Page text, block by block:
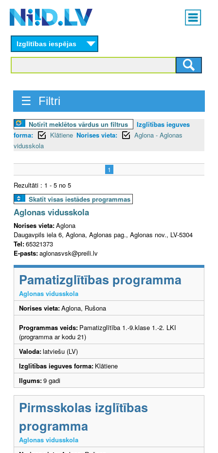
content
Main
menu
Izglītības iespējas
☰ Filtri
Notīrīt meklētos vārdus un filtrus
Izglītības ieguves
forma:
Klātiene Norises vieta:
Aglona - Aglonas
vidusskola
1
Rezultāti : 1 - 5 no 5
Skatīt visas iestādes programmas
Aglonas vidusskola
Norises vieta:Aglona
Daugavpils iela 6, Aglona, Aglonas pag., Aglonas nov., LV-5304
Tel:65321373
E-pasts:aglonasvsk@preili.lv
Pamatizglītības programma
Aglonas vidusskola
Norises vieta:Aglona, Rušona
Programmas veids: Pamatizglītība 1.-9.klase 1.-2. LKI
(programma ar kodu 21)
Valoda:latviešu (LV)
Izglītības ieguves forma: Klātiene
Ilgums:9 gadi
Pirmsskolas izglītības
programma
Aglonas vidusskola